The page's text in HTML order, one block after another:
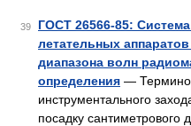
39
ГОСТ 26566-85:
летательных
диапазона волн
определения —
инструментального
посадку сантиметрового